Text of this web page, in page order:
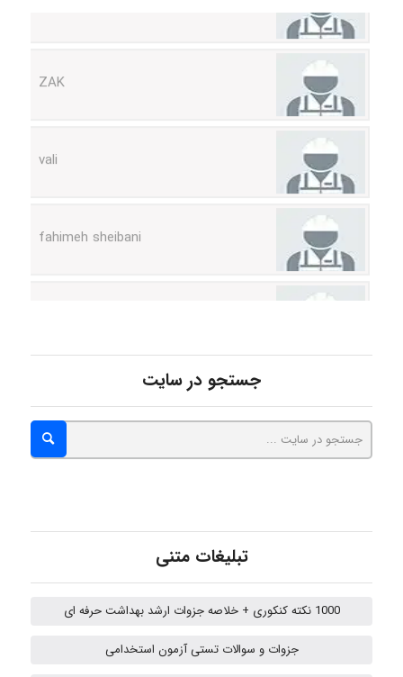
Niloofar
USER124
abolfazlkoshehe
جستجو در سایت
تبلیغات متنی
1000 نکته کنکوری + خلاصه جزوات ارشد بهداشت حرفه ای
جزوات و سوالات تستی آزمون استخدامی